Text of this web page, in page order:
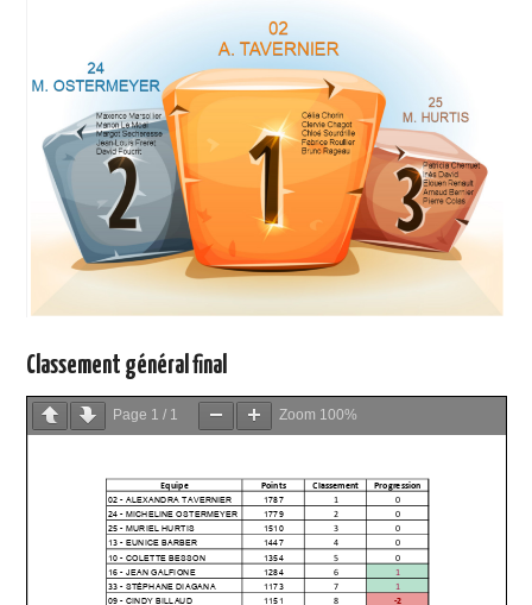
TRAIL
MARCHE NORDIQUE
FITNESS
Classement général final
Page 1 / 1 Zoom 100%